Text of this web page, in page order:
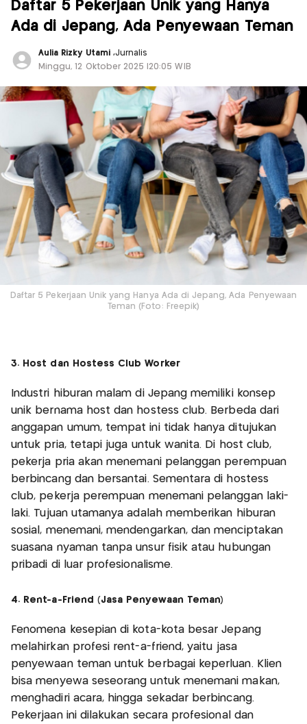
Daftar 5 Pekerjaan Unik yang Hanya
Ada di Jepang, Ada Penyewaan Teman
Aulia Rizky Utami ,Jurnalis
Minggu, 12 Oktober 2025 |20:05 WIB
Daftar 5 Pekerjaan Unik yang Hanya Ada di Jepang, Ada Penyewaan
Teman (Foto: Freepik)
3. Host dan Hostess Club Worker
Industri hiburan malam di Jepang memiliki konsep
unik bernama host dan hostess club. Berbeda dari
anggapan umum, tempat ini tidak hanya ditujukan
untuk pria, tetapi juga untuk wanita. Di host club,
pekerja pria akan menemani pelanggan perempuan
berbincang dan bersantai. Sementara di hostess
club, pekerja perempuan menemani pelanggan laki-
laki. Tujuan utamanya adalah memberikan hiburan
sosial, menemani, mendengarkan, dan menciptakan
suasana nyaman tanpa unsur fisik atau hubungan
pribadi di luar profesionalisme.
4. Rent-a-Friend (Jasa Penyewaan Teman)
Fenomena kesepian di kota-kota besar Jepang
melahirkan profesi rent-a-friend, yaitu jasa
penyewaan teman untuk berbagai keperluan. Klien
bisa menyewa seseorang untuk menemani makan,
menghadiri acara, hingga sekadar berbincang.
Pekerjaan ini dilakukan secara profesional dan